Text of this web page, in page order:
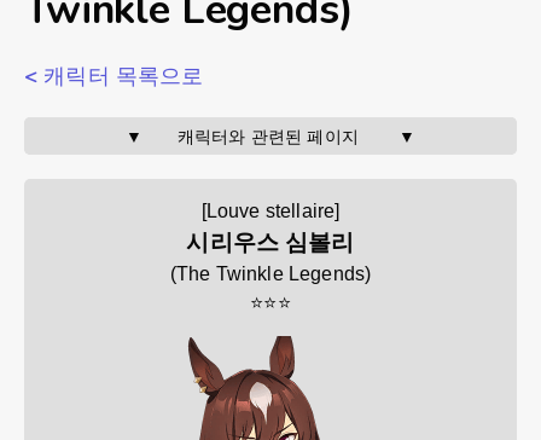
< 캐릭터 목록으로
▼       캐릭터와 관련된 페이지        ▼
[Louve stellaire]
시리우스 심볼리
(The Twinkle Legends)
⭐⭐⭐